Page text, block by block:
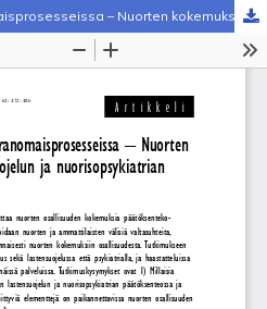
Osallisuus ja valta viranomaisprosesseissa – Nuorten kokemuksia lastensuojelun ja nuorisopsykiatrian päätöksenteosta
seurain valtuuskunta